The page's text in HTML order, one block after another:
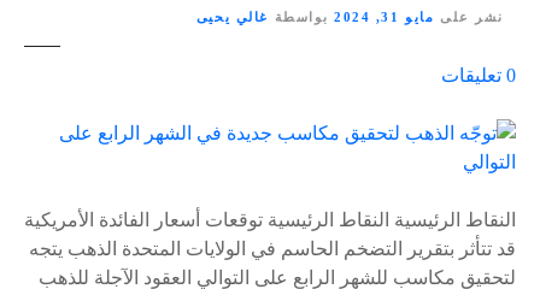
نشر على مايو 31, 2024 بواسطة غالي يحيى
0 تعليقات
ى
النقاط الرئيسية النقاط الرئيسية توقعات أسعار الفائدة الأمريكية
قد تتأثر بتقرير التضخم الحاسم في الولايات المتحدة الذهب يتجه
لتحقيق مكاسب للشهر الرابع على التوالي العقود الآجلة للذهب